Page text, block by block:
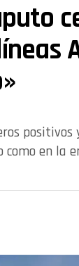
positivos
como en la